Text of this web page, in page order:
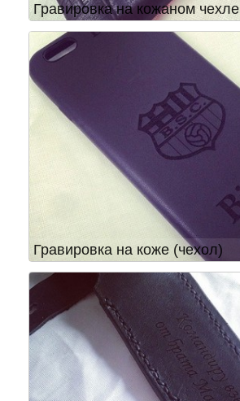
Гравировка на кожаном чехле
Гравировка на коже (чехол)